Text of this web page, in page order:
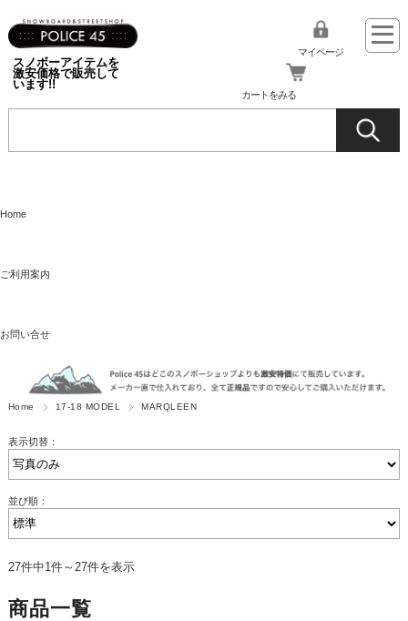
スノボーアイテムを
激安価格で販売して
います!!
マイページ
カートをみる
Home
ご利用案内
お問い合せ
Home 17-18 MODEL MARQLEEN
表示切替：
並び順：
27件中1件～27件を表示
商品一覧